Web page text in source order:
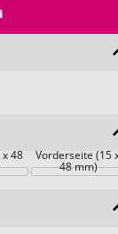
x 48 Vorderseite (15
48 mm)